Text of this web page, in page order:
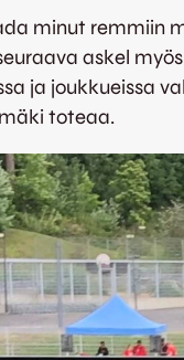
minut remmiin
askel
ja
toteaa.